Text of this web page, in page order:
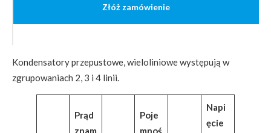
Złóż zamówienie
Kondensatory przepustowe, wieloliniowe występują w
zgrupowaniach 2, 3 i 4 linii.
Prąd
znam
Poje
mnoś
Napi
ęcie